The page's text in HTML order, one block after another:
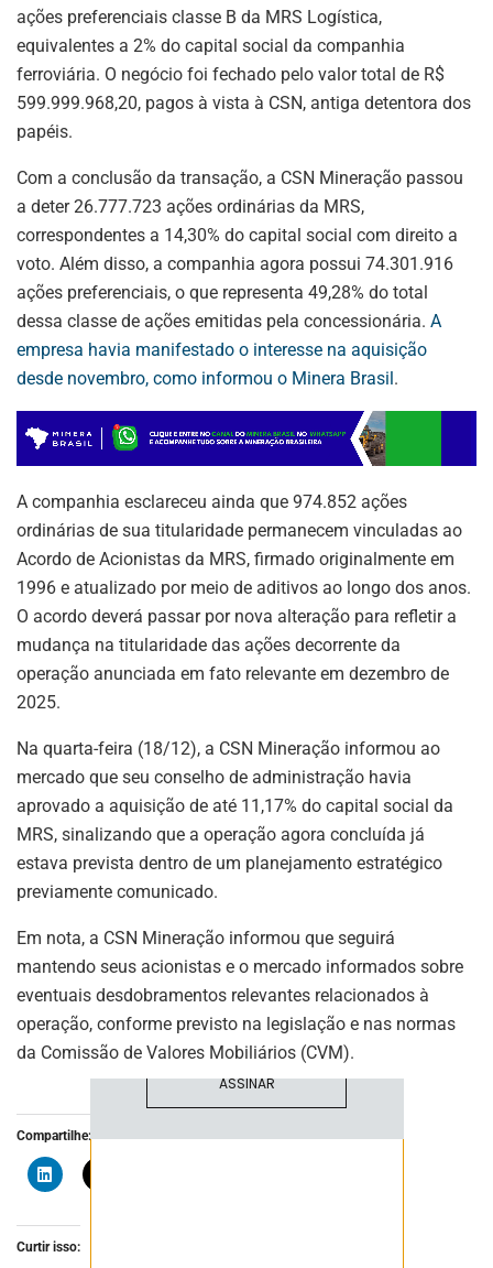
ações preferenciais classe B da MRS Logística,
equivalentes a 2% do capital social da companhia
ferroviária. O negócio foi fechado pelo valor total de R$
599.999.968,20, pagos à vista à CSN, antiga detentora dos
papéis.
Com a conclusão da transação, a CSN Mineração passou
a deter 26.777.723 ações ordinárias da MRS,
correspondentes a 14,30% do capital social com direito a
voto. Além disso, a companhia agora possui 74.301.916
ações preferenciais, o que representa 49,28% do total
dessa classe de ações emitidas pela concessionária. A
empresa havia manifestado o interesse na aquisição
desde novembro, como informou o Minera Brasil.
A companhia esclareceu ainda que 974.852 ações
ordinárias de sua titularidade permanecem vinculadas ao
Acordo de Acionistas da MRS, firmado originalmente em
1996 e atualizado por meio de aditivos ao longo dos anos.
O acordo deverá passar por nova alteração para refletir a
mudança na titularidade das ações decorrente da
operação anunciada em fato relevante em dezembro de
2025.
Na quarta-feira (18/12), a CSN Mineração informou ao
mercado que seu conselho de administração havia
aprovado a aquisição de até 11,17% do capital social da
MRS, sinalizando que a operação agora concluída já
estava prevista dentro de um planejamento estratégico
previamente comunicado.
Em nota, a CSN Mineração informou que seguirá
mantendo seus acionistas e o mercado informados sobre
eventuais desdobramentos relevantes relacionados à
operação, conforme previsto na legislação e nas normas
da Comissão de Valores Mobiliários (CVM).
Compartilhe:
Curtir isso:
ASSINE NOSSA
NEWSLETTER
Fique atualizado com as últimas
notíciase inovações do setor mineral
brasileiro.
ASSINAR